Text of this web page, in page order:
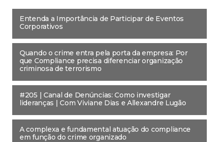
Entenda a Importância de Participar de Eventos
Corporativos
Quando o crime entra pela porta da empresa: Por
que Compliance precisa diferenciar organização
criminosa de terrorismo
#205 | Canal de Denúncias: Como investigar
lideranças | Com Viviane Dias e Allexandre Lugão
A complexa e fundamental atuação do compliance
em função do crime organizado